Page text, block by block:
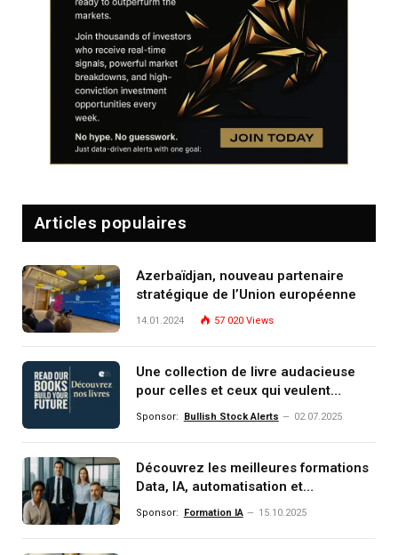
Articles populaires
Azerbaïdjan, nouveau partenaire
stratégique de l’Union européenne
14.01.2024 57 020 Views
Une collection de livre audacieuse
pour celles et ceux qui veulent
comprendre, investir et dominer le
Sponsor: Bullish Stock Alerts 02.07.2025
Découvrez les meilleures formations
Data, IA, automatisation et
investissement (gestion de
Sponsor: Formation IA 15.10.2025